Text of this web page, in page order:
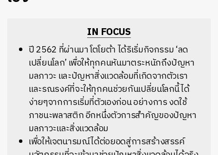
IN FOCUS
ปี 2562 ที่ผ่านมา โตโยต้า ได้ริเริ่มกิจกรรม ‘ลด
เปลี่ยนโลก’ เพื่อให้ทุกคนหันมาตระหนักถึงปัญหา
มลภาวะ และปัญหาสิ่งแวดล้อมที่เกิดจากตัวเรา
และรณรงค์ที่จะให้ทุกคนช่วยกันเปลี่ยนโลกนี้ได้
ง่ายๆจากการเริ่มที่ตัวเองก่อน อย่างการ งดใช้
ภาชนะพลาสติก อีกหนึ่งตัวการสำคัญของปัญหา
มลภาวะและสิ่งแวดล้อม
เพื่อให้เจตนารมณ์ได้ต่อยอดสู่การสร้างสรรค์